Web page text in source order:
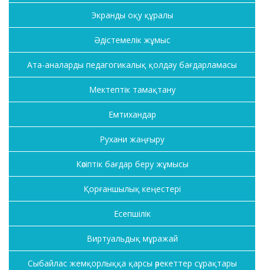
Экранды оқу құралы
Әдістемелік жұмыс
Ата-аналарды педагогикалық қолдау бағдарламасы
Мектептік тамақтану
Емтихандар
Рухани жаңғыру
Кәсіптік бағдар беру жұмысы
Қорғаншылық кеңестері
Есепшілік
Виртуальдық мұражай
Сыбайлас жемқорлыққа қарсы әрекеттер сұрақтары